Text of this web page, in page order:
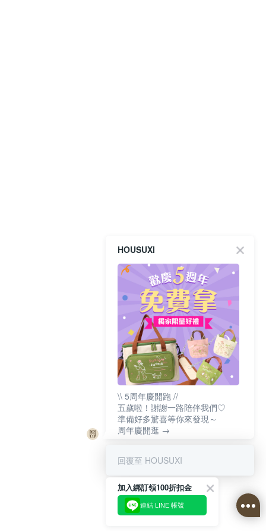
HOUSUXI
\\ 5周年慶開跑 //
五歲啦！謝謝一路陪伴我們♡
準備好多驚喜等你來發現～
周年慶開逛 →
回覆至 HOUSUXI
加入綁訂領100折扣金
連結 LINE 帳號